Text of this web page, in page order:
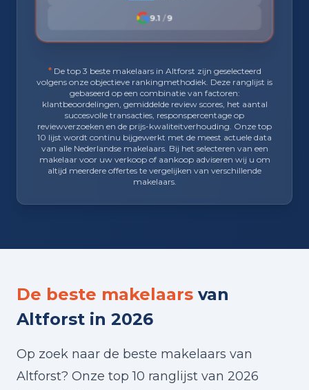
9.1 /9
*De top 3 beste makelaars in Altforst zijn geselecteerd
volgens onze objectieve rankingmethodiek. Deze ranglijst is
gebaseerd op een combinatie van factoren:
klantbeoordelingen, gemiddelde review scores, het aantal
succesvolle transacties, responspercentage op
reviewverzoeken en de prijs-kwaliteitverhouding. Onze top
10 lijst wordt continu bijgewerkt met de meest actuele data
van alle Nederlandse makelaars. Bij het selecteren van een
makelaar voor uw verkoop of aankoop adviseren wij u om
altijd meerdere offertes te vergelijken van verschillende
makelaars.
De beste makelaars van
Altforst in 2026
Op zoek naar de beste makelaars van
Altforst? Onze top 10 ranglijst van 2026